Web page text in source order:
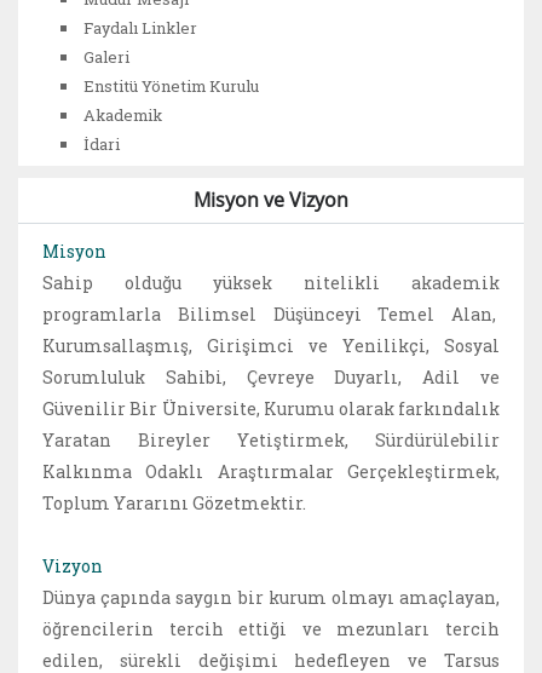
Faydalı Linkler
Galeri
Enstitü Yönetim Kurulu
Akademik
İdari
Misyon ve Vizyon
Misyon
Sahip olduğu yüksek nitelikli akademik
programlarla Bilimsel Düşünceyi Temel Alan,
Kurumsallaşmış, Girişimci ve Yenilikçi, Sosyal
Sorumluluk Sahibi, Çevreye Duyarlı, Adil ve
Güvenilir Bir Üniversite, Kurumu olarak farkındalık
Yaratan Bireyler Yetiştirmek, Sürdürülebilir
Kalkınma Odaklı Araştırmalar Gerçekleştirmek,
Toplum Yararını Gözetmektir.
Vizyon
Dünya çapında saygın bir kurum olmayı amaçlayan,
öğrencilerin tercih ettiği ve mezunları tercih
edilen, sürekli değişimi hedefleyen ve Tarsus